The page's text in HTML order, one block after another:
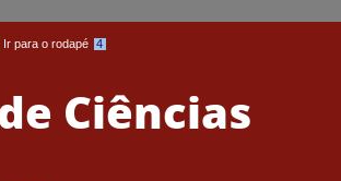
Ir para o rodapé 4
Ciências